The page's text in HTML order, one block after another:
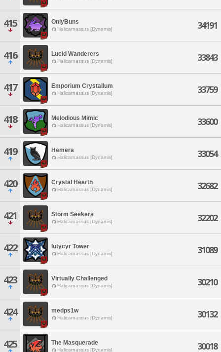
415 OnlyBuns
Halicarnassus [Dynamis] 34191
416 Lucid Wanderers
Halicarnassus [Dynamis] 33843
417 Emporium Crystallum
Halicarnassus [Dynamis] 33759
418 Melodious Mimic
Halicarnassus [Dynamis] 33600
419 Hemera
Halicarnassus [Dynamis] 33054
420 Crystal Hearth
Halicarnassus [Dynamis] 32682
421 Storm Seekers
Halicarnassus [Dynamis] 32202
422 Iutycyr Tower
Halicarnassus [Dynamis] 31089
423 Virtually Challenged
Halicarnassus [Dynamis] 30210
424 medps1w
Halicarnassus [Dynamis] 30132
425 The Masquerade
Halicarnassus [Dynamis] 30018